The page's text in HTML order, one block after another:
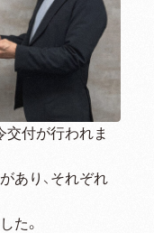
交付が行われま
あり、それぞれ
た。